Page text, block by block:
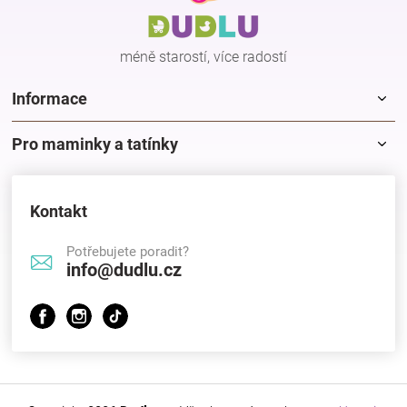
méně starostí, více radostí
Informace
Pro maminky a tatínky
Kontakt
Potřebujete poradit?
info@dudlu.cz